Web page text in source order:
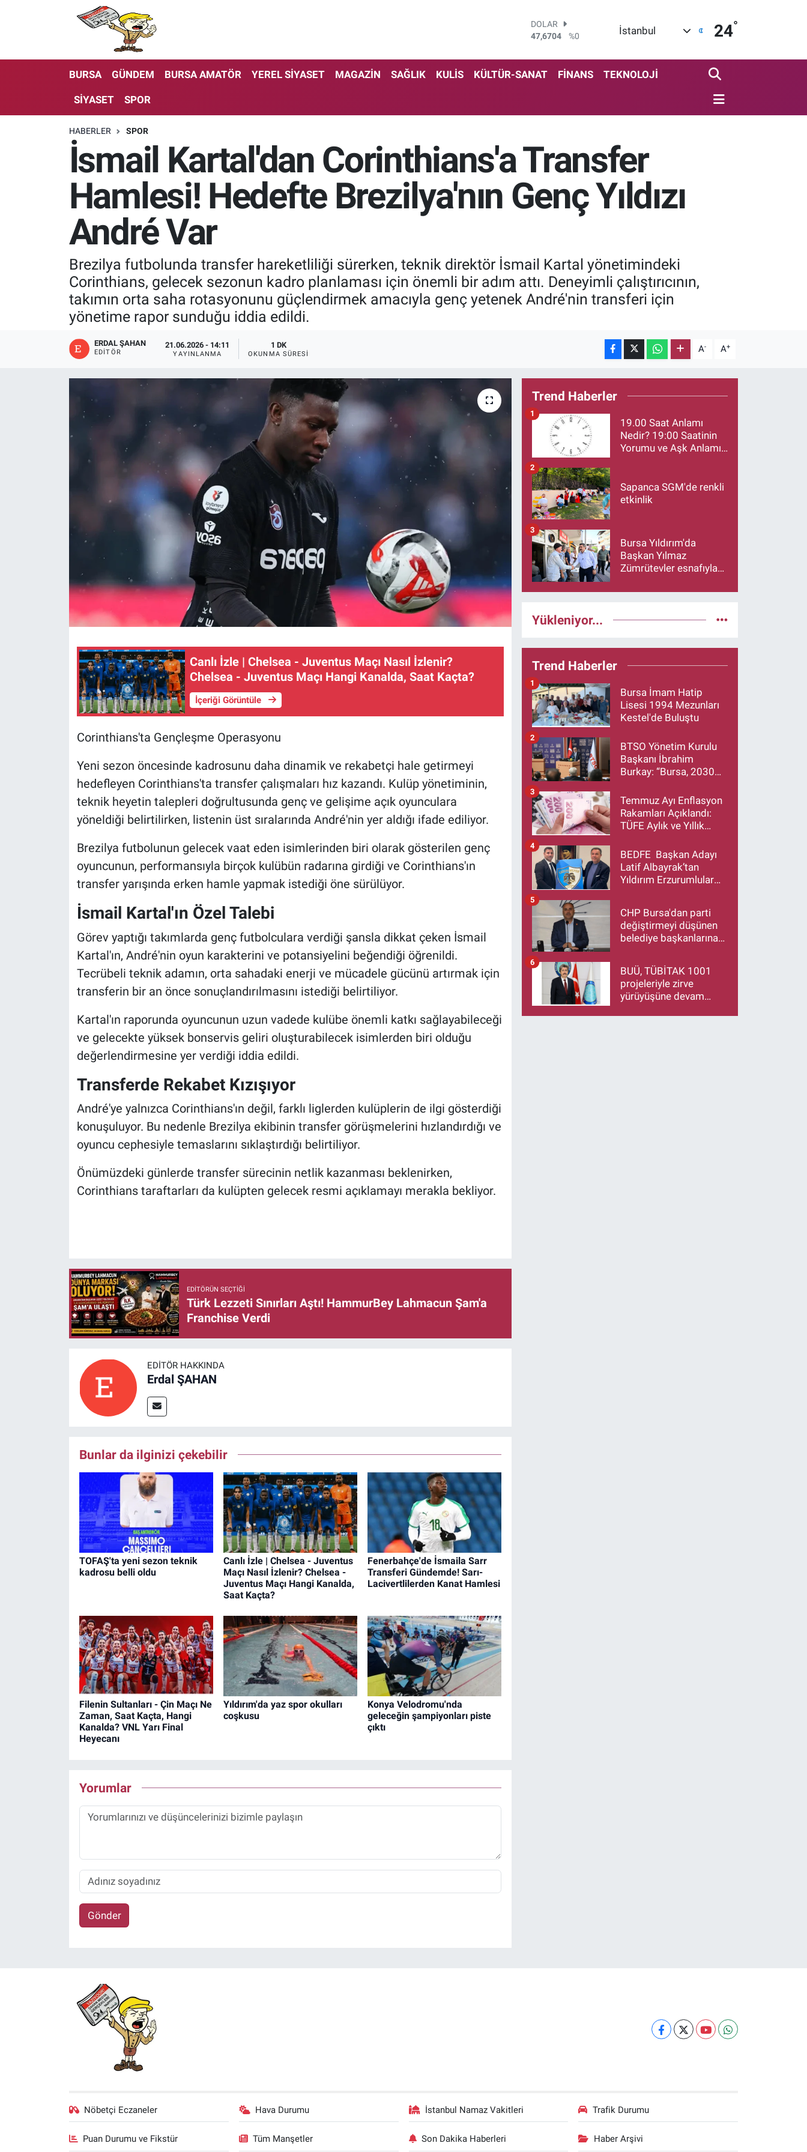
DOLAR
47,6704
%0
55,0406
%-0.08
STERLİN
64.225,61
%-0.63
İstanbul 24°
BURSA GÜNDEM BURSA AMATÖR YEREL SİYASET MAGAZİN SAĞLIK KULİS KÜLTÜR-SANAT FİNANS TEKNOLOJİ
SİYASET SPOR
HABERLER SPOR
İsmail Kartal'dan Corinthians'a Transfer
Hamlesi! Hedefte Brezilya'nın Genç Yıldızı
André Var
Brezilya futbolunda transfer hareketliliği sürerken, teknik direktör İsmail Kartal yönetimindeki
Corinthians, gelecek sezonun kadro planlaması için önemli bir adım attı. Deneyimli çalıştırıcının,
takımın orta saha rotasyonunu güçlendirmek amacıyla genç yetenek André'nin transferi için
yönetime rapor sunduğu iddia edildi.
ERDAL ŞAHAN
EDITÖR
21.06.2026 - 14:11
YAYINLANMA
1 DK
OKUNMA SÜRESI A- A+
Canlı İzle | Chelsea - Juventus Maçı Nasıl İzlenir?
Chelsea - Juventus Maçı Hangi Kanalda, Saat Kaçta?
İçeriği Görüntüle
Corinthians'ta Gençleşme Operasyonu
Yeni sezon öncesinde kadrosunu daha dinamik ve rekabetçi hale getirmeyi
hedefleyen Corinthians'ta transfer çalışmaları hız kazandı. Kulüp yönetiminin,
teknik heyetin talepleri doğrultusunda genç ve gelişime açık oyunculara
yöneldiği belirtilirken, listenin üst sıralarında André'nin yer aldığı ifade ediliyor.
Brezilya futbolunun gelecek vaat eden isimlerinden biri olarak gösterilen genç
oyuncunun, performansıyla birçok kulübün radarına girdiği ve Corinthians'ın
transfer yarışında erken hamle yapmak istediği öne sürülüyor.
İsmail Kartal'ın Özel Talebi
Görev yaptığı takımlarda genç futbolculara verdiği şansla dikkat çeken İsmail
Kartal'ın, André'nin oyun karakterini ve potansiyelini beğendiği öğrenildi.
Tecrübeli teknik adamın, orta sahadaki enerji ve mücadele gücünü artırmak için
transferin bir an önce sonuçlandırılmasını istediği belirtiliyor.
Kartal'ın raporunda oyuncunun uzun vadede kulübe önemli katkı sağlayabileceği
ve gelecekte yüksek bonservis geliri oluşturabilecek isimlerden biri olduğu
değerlendirmesine yer verdiği iddia edildi.
Transferde Rekabet Kızışıyor
André'ye yalnızca Corinthians'ın değil, farklı liglerden kulüplerin de ilgi gösterdiği
konuşuluyor. Bu nedenle Brezilya ekibinin transfer görüşmelerini hızlandırdığı ve
oyuncu cephesiyle temaslarını sıklaştırdığı belirtiliyor.
Önümüzdeki günlerde transfer sürecinin netlik kazanması beklenirken,
Corinthians taraftarları da kulüpten gelecek resmi açıklamayı merakla bekliyor.
EDITÖRÜN SEÇTIĞI
Türk Lezzeti Sınırları Aştı! HammurBey Lahmacun Şam'a
Franchise Verdi
EDITÖR HAKKINDA
Erdal ŞAHAN
Bunlar da ilginizi çekebilir
TOFAŞ'ta yeni sezon teknik
kadrosu belli oldu
Canlı İzle | Chelsea - Juventus
Maçı Nasıl İzlenir? Chelsea -
Juventus Maçı Hangi Kanalda,
Saat Kaçta?
Fenerbahçe'de İsmaila Sarr
Transferi Gündemde! Sarı-
Lacivertlilerden Kanat Hamlesi
Filenin Sultanları - Çin Maçı Ne
Zaman, Saat Kaçta, Hangi
Kanalda? VNL Yarı Final
Heyecanı
Yıldırım'da yaz spor okulları
coşkusu
Konya Velodromu'nda
geleceğin şampiyonları piste
çıktı
Yorumlar
Gönder
Trend Haberler
19.00 Saat Anlamı
Nedir? 19:00 Saatinin
Yorumu ve Aşk Anlamı
1
Sapanca SGM'de renkli
etkinlik
2
Bursa Yıldırım'da
Başkan Yılmaz
Zümrütevler esnafıyla
3
Yükleniyor...
Trend Haberler
Bursa İmam Hatip
Lisesi 1994 Mezunları
Kestel'de Buluştu
1
BTSO Yönetim Kurulu
Başkanı İbrahim
Burkay: “Bursa, 2030
Büyütmeye Devam
Edecek”
2
Temmuz Ayı Enflasyon
Rakamları Açıklandı:
TÜFE Aylık ve Yıllık
3
BEDFE Başkan Adayı
Latif Albayrak’tan
Yıldırım Erzurumlular
Ziyareti
4
CHP Bursa'dan parti
değiştirmeyi düşünen
belediye başkanlarına
makamlarınızı da
bırakın
5
BUÜ, TÜBİTAK 1001
projeleriyle zirve
yürüyüşüne devam
6
Nöbetçi Eczaneler Hava Durumu İstanbul Namaz Vakitleri Trafik Durumu
Puan Durumu ve Fikstür Tüm Manşetler Son Dakika Haberleri Haber Arşivi